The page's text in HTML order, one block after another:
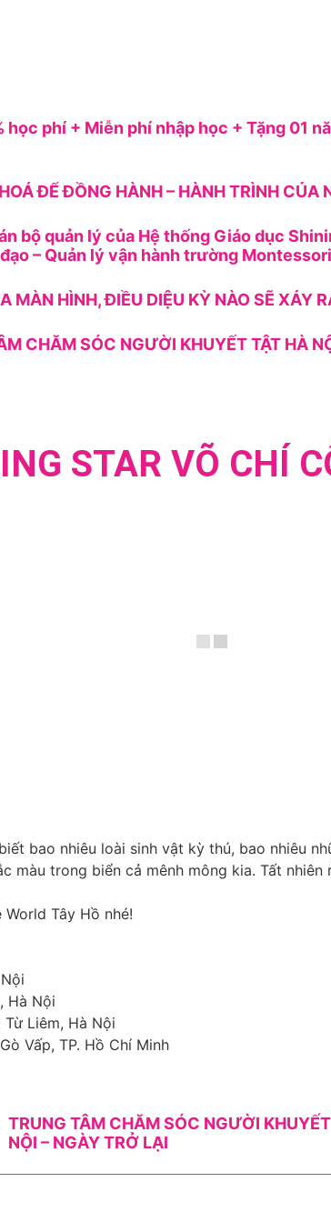
học phí + Miễn phí nhập học + Tặng 01
ĐỂ ĐỒNG HÀNH – HÀNH TRÌNH CỦA
bộ quản lý của Hệ thống Giáo dục
– Quản lý vận hành trường
MÀN HÌNH, ĐIỀU DIỆU KỲ NÀO SẼ XẢY
CHĂM SÓC NGƯỜI KHUYẾT TẬT HÀ
STAR VÕ CHÍ
bao nhiêu loài sinh vật kỳ thú, bao nhiêu
màu trong biển cả mênh mông kia. Tất
Tây Hồ nhé!
Hà Nội
Liêm, Hà Nội
Vấp, TP. Hồ Chí Minh
TRUNG TÂM CHĂM SÓC NGƯỜI
NỘI – NGÀY TRỞ LẠI